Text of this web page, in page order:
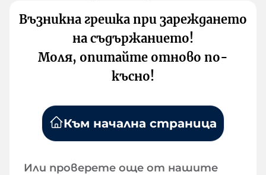
Възникна грешка при зареждането
на съдържанието!
Моля, опитайте отново по-
късно!
Към начална страница
Или проверете още от нашите